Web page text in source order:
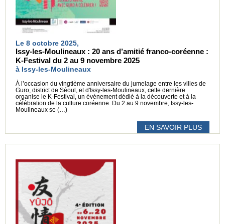
Le 8 octobre 2025,
Issy-les-Moulineaux : 20 ans d’amitié franco-coréenne :
K-Festival du 2 au 9 novembre 2025
à Issy-les-Moulineaux
À l’occasion du vingtième anniversaire du jumelage entre les villes de
Guro, district de Séoul, et d'Issy-les-Moulineaux, cette dernière
organise le K-Festival, un événement dédié à la découverte et à la
célébration de la culture coréenne. Du 2 au 9 novembre, Issy-les-
Moulineaux se (…)
EN SAVOIR PLUS